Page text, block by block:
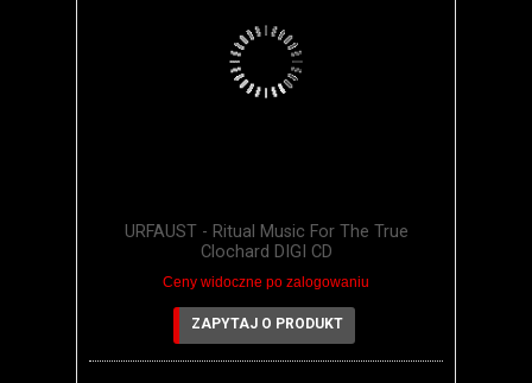
URFAUST - Ritual Music For The True
Clochard DIGI CD
Ceny widoczne po zalogowaniu
ZAPYTAJ O PRODUKT